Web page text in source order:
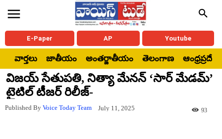
E-Paper AP Youtube
వార్తలు జాతీయం అంతర్జాతీయం తెలంగాణ ఆంధ్రప్రదేశ్
విజయ్ సేతుపతి, నిత్యా మేనన్‌ ‘సార్‌ మేడమ్‌’
టైటిల్ టీజర్ రిలీజ్-
Published By Voice Today Team July 11, 2025 93